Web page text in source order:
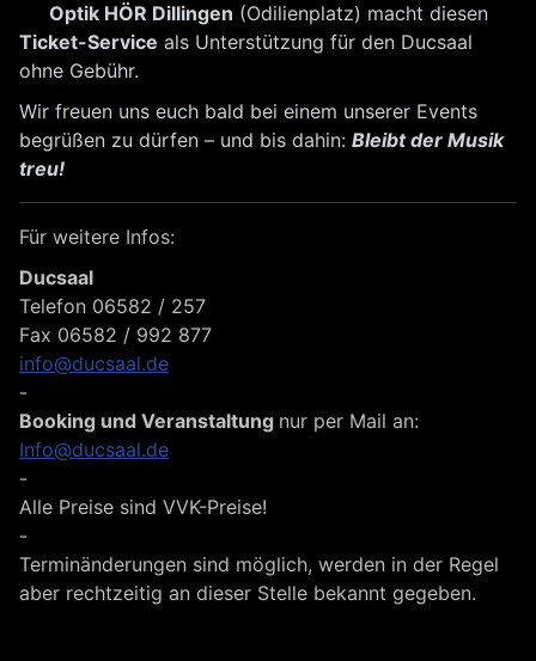
Optik HÖR Dillingen (Odilienplatz) macht diesen
Ticket-Service als Unterstützung für den Ducsaal
ohne Gebühr.
Wir freuen uns euch bald bei einem unserer Events
begrüßen zu dürfen – und bis dahin: Bleibt der Musik
treu!
Für weitere Infos:
Ducsaal
Telefon 06582 / 257
Fax 06582 / 992 877
info@ducsaal.de
-
Booking und Veranstaltung nur per Mail an:
Info@ducsaal.de
-
Alle Preise sind VVK-Preise!
-
Terminänderungen sind möglich, werden in der Regel
aber rechtzeitig an dieser Stelle bekannt gegeben.